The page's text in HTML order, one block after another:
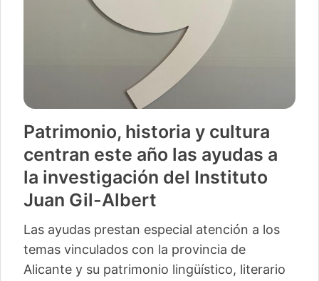
Patrimonio, historia y cultura
centran este año las ayudas a
la investigación del Instituto
Juan Gil-Albert
Las ayudas prestan especial atención a los
temas vinculados con la provincia de
Alicante y su patrimonio lingüístico, literario